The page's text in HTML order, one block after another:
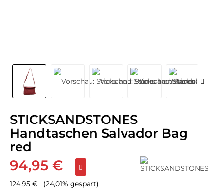
STICKSANDSTONES
Handtaschen Salvador Bag
red
94,95 €
124,95 € (24,01% gespart)